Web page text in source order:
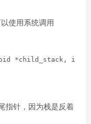
使用系统调用
*child_stack, i
指针，因为栈是反着